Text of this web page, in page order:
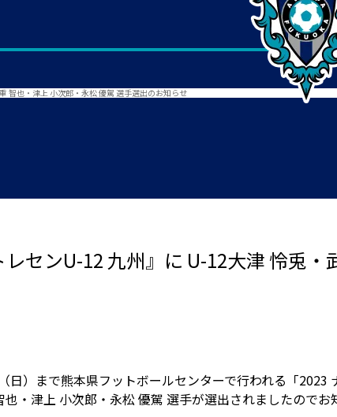
智也・津上 小次郎・永松 優駕 選手選出のお知らせ
レセンU-12 九州』に U-12大津 怜兎
日）まで熊本県フットボールセンターで行われる「
・津上 小次郎・永松 優駕 選手が選出されましたのでお